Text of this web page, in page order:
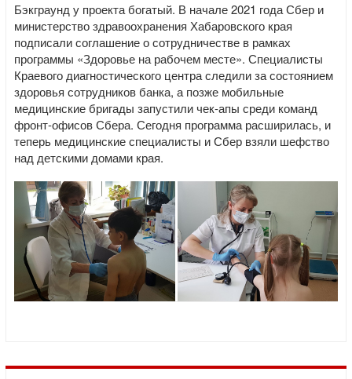
Бэкграунд у проекта богатый. В начале 2021 года Сбер и
министерство здравоохранения Хабаровского края
подписали соглашение о сотрудничестве в рамках
программы «Здоровье на рабочем месте». Специалисты
Краевого диагностического центра следили за состоянием
здоровья сотрудников банка, а позже мобильные
медицинские бригады запустили чек-апы среди команд
фронт-офисов Сбера. Сегодня программа расширилась, и
теперь медицинские специалисты и Сбер взяли шефство
над детскими домами края.